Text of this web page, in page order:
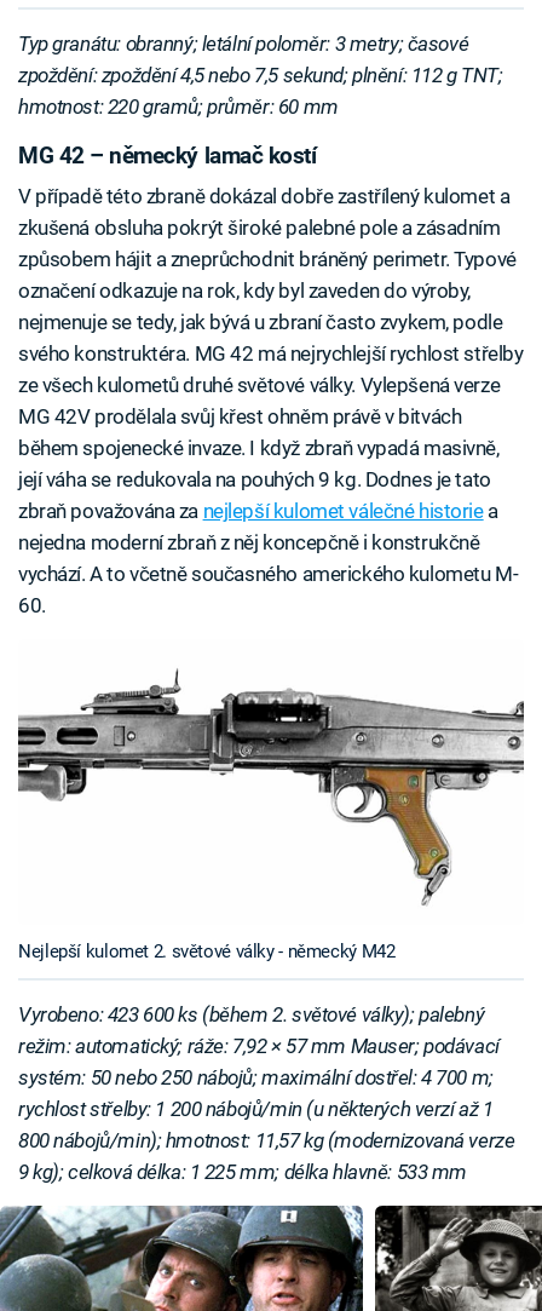
Typ granátu: obranný; letální poloměr: 3 metry; časové
zpoždění: zpoždění 4,5 nebo 7,5 sekund; plnění: 112 g TNT;
hmotnost: 220 gramů; průměr: 60 mm
MG 42 – německý lamač kostí
V případě této zbraně dokázal dobře zastřílený kulomet a
zkušená obsluha pokrýt široké palebné pole a zásadním
způsobem hájit a zneprůchodnit bráněný perimetr. Typové
označení odkazuje na rok, kdy byl zaveden do výroby,
nejmenuje se tedy, jak bývá u zbraní často zvykem, podle
svého konstruktéra. MG 42 má nejrychlejší rychlost střelby
ze všech kulometů druhé světové války. Vylepšená verze
MG 42V prodělala svůj křest ohněm právě v bitvách
během spojenecké invaze. I když zbraň vypadá masivně,
její váha se redukovala na pouhých 9 kg. Dodnes je tato
zbraň považována za nejlepší kulomet válečné historiea
nejedna moderní zbraň z něj koncepčně i konstrukčně
vychází. A to včetně současného amerického kulometu M-
60.
Nejlepší kulomet 2. světové války - německý M42
Vyrobeno: 423 600 ks (během 2. světové války); palebný
režim: automatický; ráže: 7,92 × 57 mm Mauser; podávací
systém: 50 nebo 250 nábojů; maximální dostřel: 4 700 m;
rychlost střelby: 1 200 nábojů/min (u některých verzí až 1
800 nábojů/min); hmotnost: 11,57 kg (modernizovaná verze
9 kg); celková délka: 1 225 mm; délka hlavně: 533 mm